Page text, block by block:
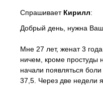
Спрашивает Кирилл:
Добрый день, нужна
Мне 27 лет, женат 3
ничем, кроме простуды
начали появляться
37,5. Через две недели